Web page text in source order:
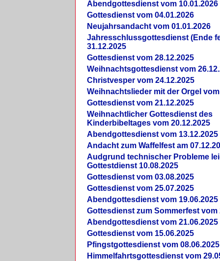
Abendgottesdienst vom 10.01.2026
Gottesdienst vom 04.01.2026
Neujahrsandacht vom 01.01.2026
Jahresschlussgottesdienst (Ende
31.12.2025
Gottesdienst vom 28.12.2025
Weihnachtsgottesdienst vom
Christvesper vom 24.12.2025
Weihnachtslieder mit der Orgel vom
Gottesdienst vom 21.12.2025
Weihnachtlicher Gottesdienst des
Kinderbibeltages vom 20.12.2025
Abendgottesdienst vom 13.12.2025
Andacht zum Waffelfest am
Audgrund technischer Probleme
Gottestdienst 10.08.2025
Gottesdienst vom 03.08.2025
Gottesdienst vom 25.07.2025
Abendgottesdienst vom 19.06.2025
Gottesdienst zum Sommerfest vom
Abendgottesdienst vom 21.06.2025
Gottesdienst vom 15.06.2025
Pfingstgottesdienst vom 08.06.2025
Himmelfahrtsgottesdienst vom